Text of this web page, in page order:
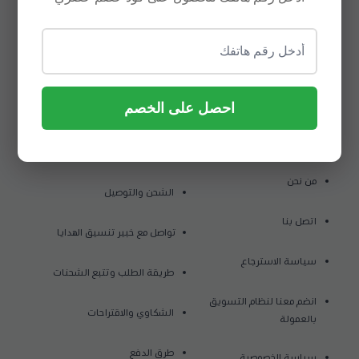
من نحن
اتصل بنا
سياسة الاسترجاع
انضم معنا لنظام التسويق
بالعمولة
الشحن والتوصيل
تواصل مع خبير تنسيق الهدايا
طريقة الطلب وتتبع الشحنات
الشكاوي والاقتراحات
طرق الدفع
7034715388
احصل على الخصم